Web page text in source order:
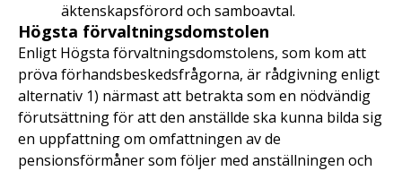
äktenskapsförord och samboavtal.
Högsta förvaltningsdomstolen
Enligt Högsta förvaltningsdomstolens, som kom att
pröva förhandsbeskedsfrågorna, är rådgivning enligt
alternativ 1) närmast att betrakta som en nödvändig
förutsättning för att den anställde ska kunna bilda sig
en uppfattning om omfattningen av de
pensionsförmåner som följer med anställningen och